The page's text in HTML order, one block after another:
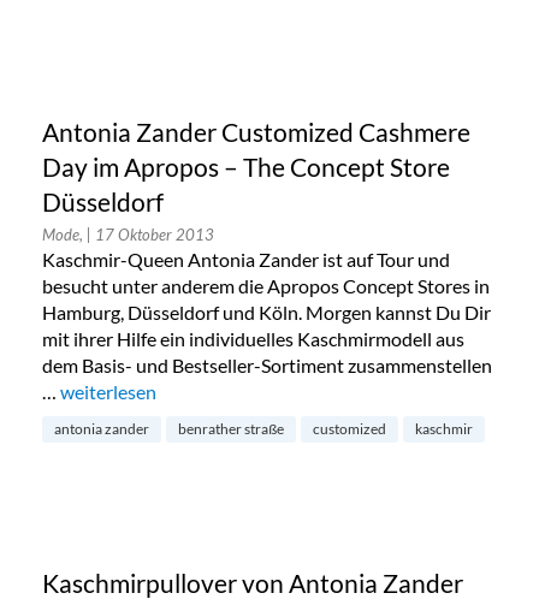
Antonia Zander Customized Cashmere
Day im Apropos – The Concept Store
Düsseldorf
Mode, | 17 Oktober 2013
Kaschmir-Queen Antonia Zander ist auf Tour und
besucht unter anderem die Apropos Concept Stores in
Hamburg, Düsseldorf und Köln. Morgen kannst Du Dir
mit ihrer Hilfe ein individuelles Kaschmirmodell aus
dem Basis- und Bestseller-Sortiment zusammenstellen
… „Antonia Zander Customized Cashmere Day im Apropos
weiterlesen
antonia zander benrather straße customized kaschmir
Kaschmirpullover von Antonia Zander